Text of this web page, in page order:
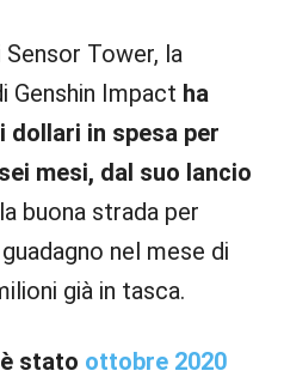
Tower, la
Genshin Impact ha
dollari in spesa per
mesi, dal suo lancio
buona strada per
nel mese di
già in tasca.
stato ottobre 2020